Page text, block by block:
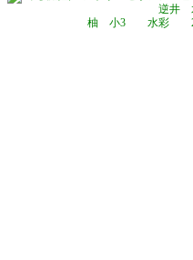
柚 小3 水彩